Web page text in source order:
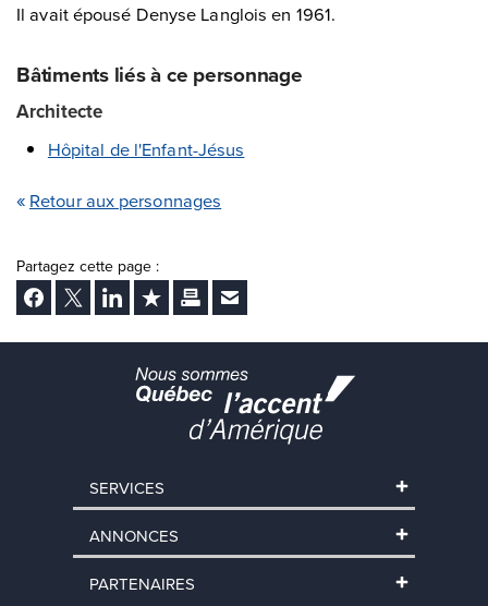
Il avait épousé Denyse Langlois en 1961.
Bâtiments liés à ce personnage
Architecte
Hôpital de l'Enfant-Jésus
Retour aux personnages
Partagez cette page :
Facebook
Twitter LinkedInAjouter aux favoris
ImprimerEnvoyer Ã un ami
SERVICES
ANNONCES
PARTENAIRES